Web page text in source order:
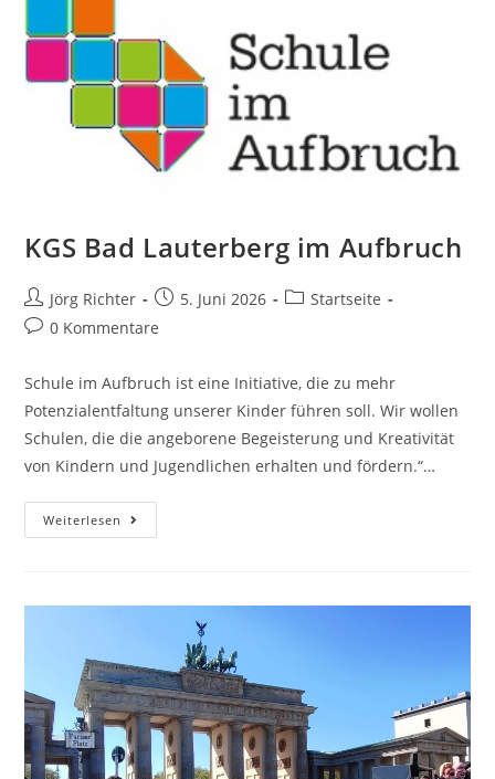
KGS Bad Lauterberg im Aufbruch
Jörg Richter 5. Juni 2026
Startseite
0 Kommentare
Schule im Aufbruch ist eine Initiative, die zu mehr
Potenzialentfaltung unserer Kinder führen soll. Wir wollen
Schulen, die die angeborene Begeisterung und Kreativität
von Kindern und Jugendlichen erhalten und fördern.“…
Weiterlesen